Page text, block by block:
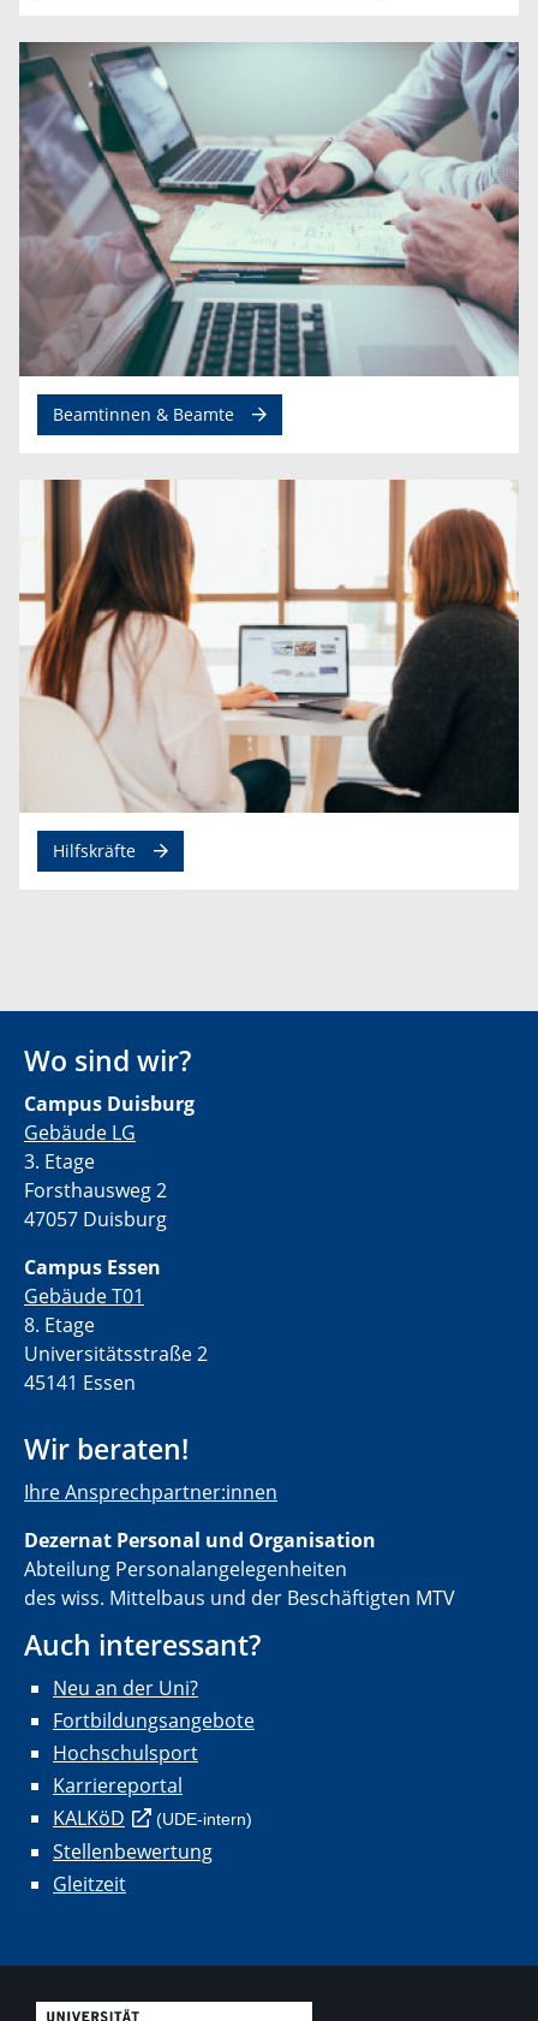
Beamtinnen & Beamte
Hilfskräfte
Wo sind wir?
Campus Duisburg
Gebäude LG
3. Etage
Forsthausweg 2
47057 Duisburg
Campus Essen
Gebäude T01
8. Etage
Universitätsstraße 2
45141 Essen
Wir beraten!
Ihre Ansprechpartner:innen
Dezernat Personal und Organisation
Abteilung Personalangelegenheiten
des wiss. Mittelbaus und der Beschäftigten MTV
Auch interessant?
Neu an der Uni?
Fortbildungsangebote
Hochschulsport
Karriereportal
KALKöD
(UDE-intern)
Stellenbewertung
Gleitzeit